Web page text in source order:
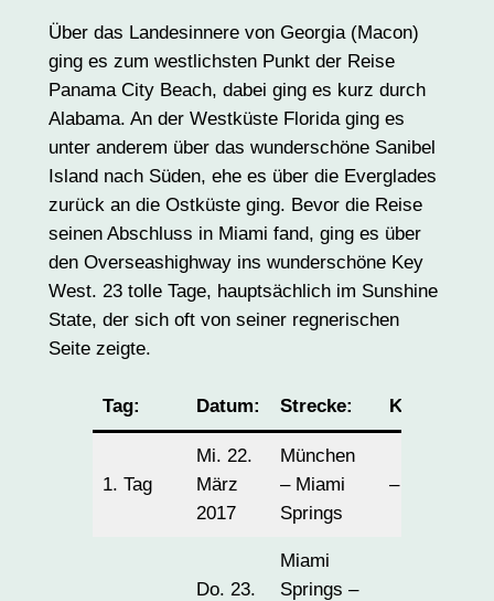
Über das Landesinnere von Georgia (Macon)
ging es zum westlichsten Punkt der Reise
Panama City Beach, dabei ging es kurz durch
Alabama. An der Westküste Florida ging es
unter anderem über das wunderschöne Sanibel
Island nach Süden, ehe es über die Everglades
zurück an die Ostküste ging. Bevor die Reise
seinen Abschluss in Miami fand, ging es über
den Overseashighway ins wunderschöne Key
West. 23 tolle Tage, hauptsächlich im Sunshine
State, der sich oft von seiner regnerischen
Seite zeigte.
Tag: Datum: Strecke: Kilometer:
1. Tag
Mi. 22.
März
2017
München
– Miami
Springs
–
Do. 23.
Miami
Springs –